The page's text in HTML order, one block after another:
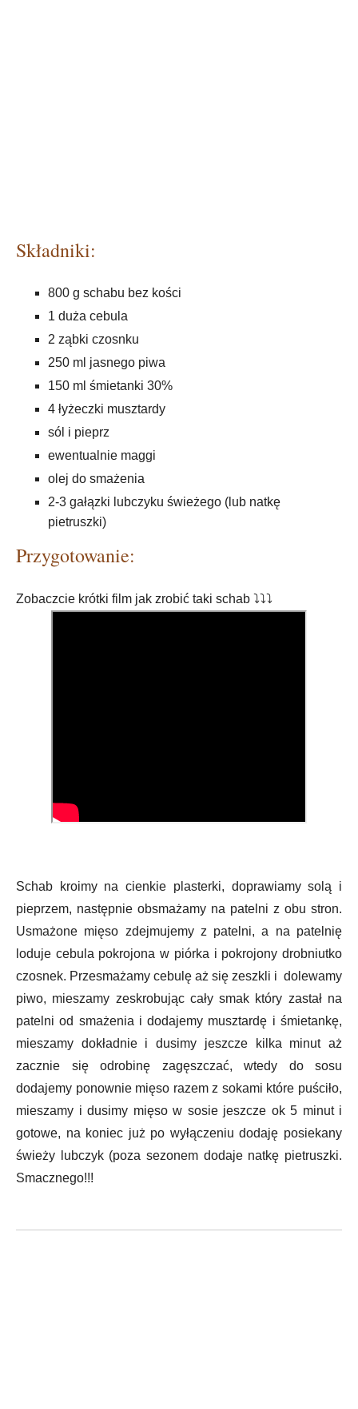
Składniki:
800 g schabu bez kości
1 duża cebula
2 ząbki czosnku
250 ml jasnego piwa
150 ml śmietanki 30%
4 łyżeczki musztardy
sól i pieprz
ewentualnie maggi
olej do smażenia
2-3 gałązki lubczyku świeżego (lub natkę
pietruszki)
Przygotowanie:
Zobaczcie krótki film jak zrobić taki schab ⤵️⤵️⤵️
Schab kroimy na cienkie plasterki, doprawiamy solą i
pieprzem, następnie obsmażamy na patelni z obu stron.
Usmażone mięso zdejmujemy z patelni, a na patelnię
loduje cebula pokrojona w piórka i pokrojony drobniutko
czosnek. Przesmażamy cebulę aż się zeszkli i dolewamy
piwo, mieszamy zeskrobując cały smak który zastał na
patelni od smażenia i dodajemy musztardę i śmietankę,
mieszamy dokładnie i dusimy jeszcze kilka minut aż
zacznie się odrobinę zagęszczać, wtedy do sosu
dodajemy ponownie mięso razem z sokami które puściło,
mieszamy i dusimy mięso w sosie jeszcze ok 5 minut i
gotowe, na koniec już po wyłączeniu dodaję posiekany
świeży lubczyk (poza sezonem dodaje natkę pietruszki.
Smacznego!!!